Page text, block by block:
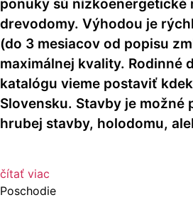
ponuky sú nízkoenergetické
drevodomy. Výhodou je
(do 3 mesiacov od popisu
maximálnej kvality. Rodinné
katalógu vieme postaviť
Slovensku. Stavby je možné
hrubej stavby, holodomu,
čítať viac
Poschodie